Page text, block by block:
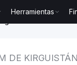
Herramientas
DE